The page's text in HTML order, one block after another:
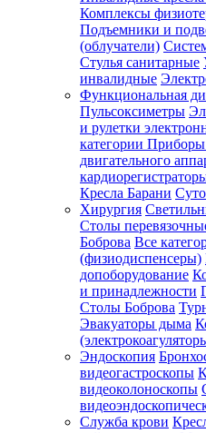
Комплексы
Подъемники и
(облучатели)
Стулья санитарные
инвалидные
Функциональная
Пульсоксиметры
и рулетки
категории Приборы
двигательного
Кресла Барани
Хирургия
Столы
Боброва Все
(физиодиспенсеры)
допоборудование
и принадлежности
Столы Боброва
Эвакуаторы дыма
Эндоскопия
видеогастроскопы
видеоколоноскопы
Служба крови